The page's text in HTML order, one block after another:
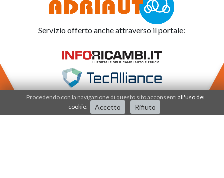
Servizio offerto anche attraverso il portale:
Procedendo con la navigazione di questo sito acconsenti all'uso dei
cookie
Accetto Rifiuto